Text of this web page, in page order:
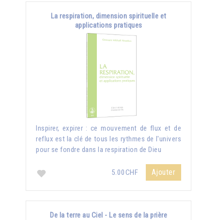
La respiration, dimension spirituelle et
applications pratiques
Inspirer, expirer : ce mouvement de flux et de
reflux est la clé de tous les rythmes de l'univers
pour se fondre dans la respiration de Dieu
5.00CHF Ajouter
De la terre au Ciel - Le sens de la prière